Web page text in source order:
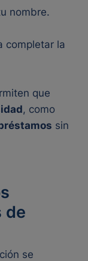
nombre.
completar la
que
, como
sin
de
se